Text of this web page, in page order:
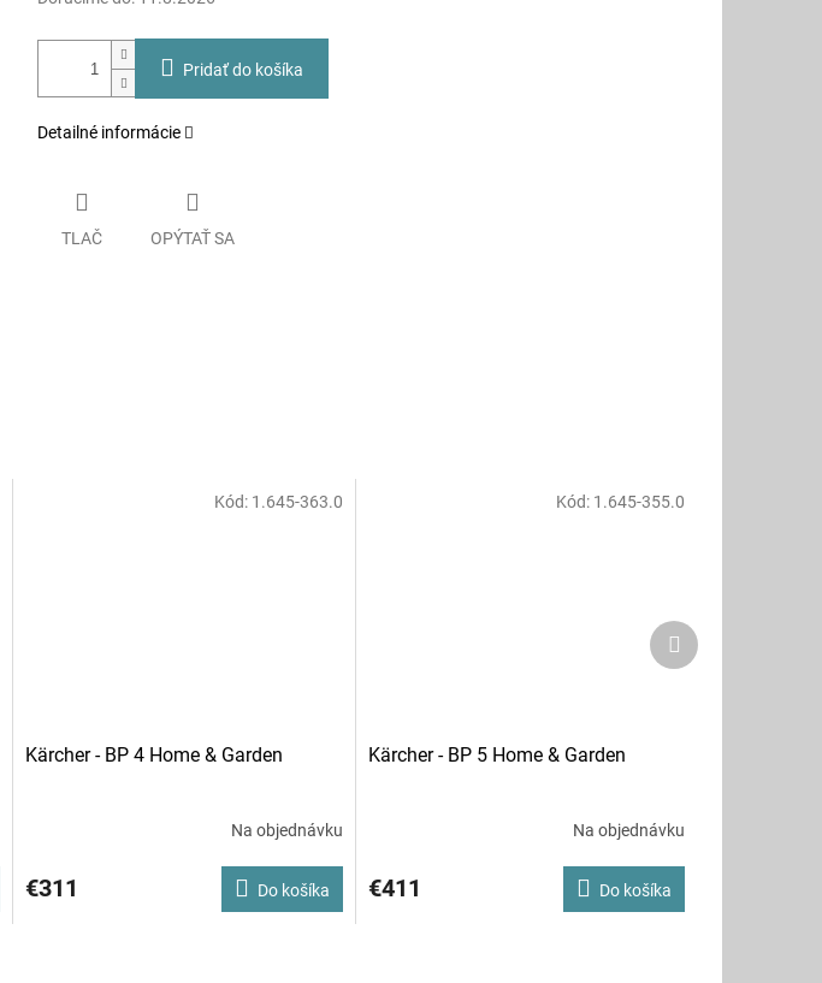
Pridať do košíka
Detailné informácie
TLAČ OPÝTAŤ SA
Kärcher - BP 4 Home & Garden
Na objednávku
€311 Do košíka
Kód: 1.645-363.0
Kärcher - BP 5 Home & Garden
Na objednávku
€411 Do košíka
Kód: 1.645-355.0
Ďalší
produkt